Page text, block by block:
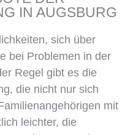
IN AUGSBURG
sich über
bei Problemen in der
Regel gibt es die
die nicht nur sich
mit
leichter, die